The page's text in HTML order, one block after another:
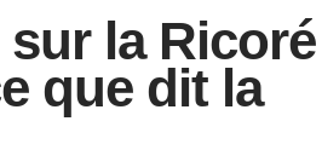
la Ricoré
que dit la